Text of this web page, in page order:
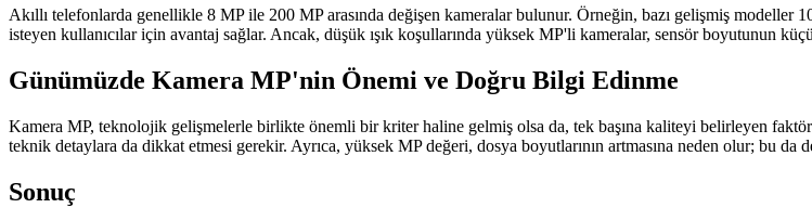
Akıllı telefonlarda genellikle 8 MP ile 200 MP arasında değişen kameralar bulunur. Örneğin, bazı gelişmiş
isteyen kullanıcılar için avantaj sağlar. Ancak, düşük ışık koşullarında yüksek MP'li kameralar, sensör boyutunun
Günümüzde Kamera MP'nin Önemi ve Doğru Bilgi Edinme
Kamera MP, teknolojik gelişmelerle birlikte önemli bir kriter haline gelmiş olsa da, tek başına kaliteyi belirleyen
teknik detaylara da dikkat etmesi gerekir. Ayrıca, yüksek MP değeri, dosya boyutlarının artmasına neden olur; bu da
Sonuç